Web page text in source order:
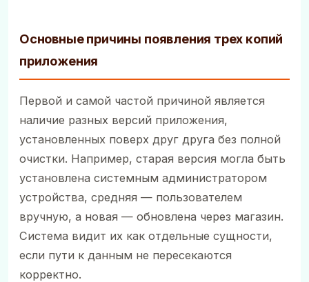
Основные причины появления трех копий
приложения
Первой и самой частой причиной является
наличие разных версий приложения,
установленных поверх друг друга без полной
очистки. Например, старая версия могла быть
установлена системным администратором
устройства, средняя — пользователем
вручную, а новая — обновлена через магазин.
Система видит их как отдельные сущности,
если пути к данным не пересекаются
корректно.